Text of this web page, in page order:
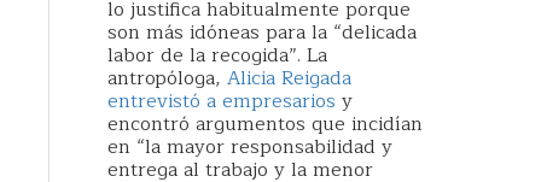
lo justifica habitualmente porque
son más idóneas para la “delicada
labor de la recogida”. La
antropóloga, Alicia Reigada
entrevistó a empresarios y
encontró argumentos que incidían
en “la mayor responsabilidad y
entrega al trabajo y la menor